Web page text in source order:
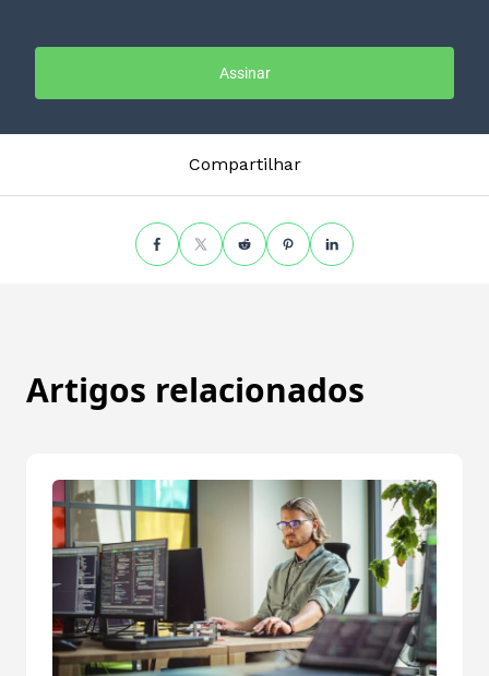
Assinar
Compartilhar
Artigos relacionados